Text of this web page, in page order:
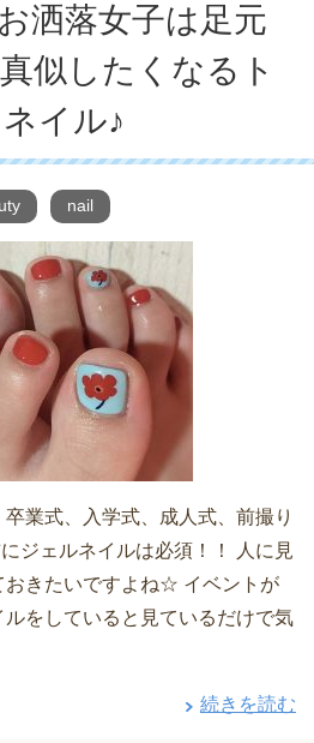
洒落女子は足元
似したくなるト
イル♪
nail
業式、入学式、成人式、前撮り
ジェルネイルは必須！！ 人に見
おきたいですよね☆ イベントが
をしていると見ているだけで気
続きを読む